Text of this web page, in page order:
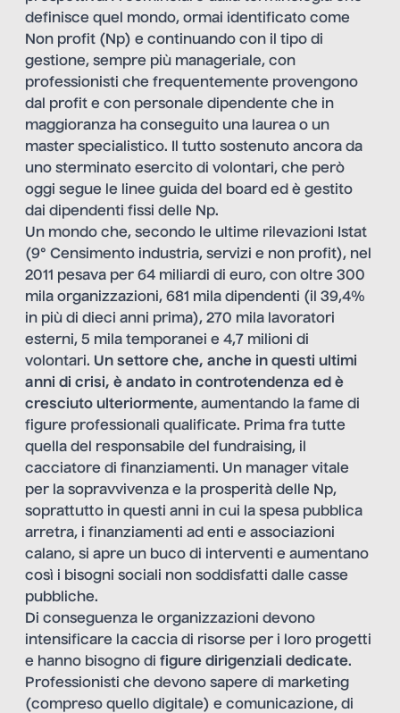
definisce quel mondo, ormai identificato come
Non profit (Np) e continuando con il tipo di
gestione, sempre più manageriale, con
professionisti che frequentemente provengono
dal profit e con personale dipendente che in
maggioranza ha conseguito una laurea o un
master specialistico. Il tutto sostenuto ancora da
uno sterminato esercito di volontari, che però
oggi segue le linee guida del board ed è gestito
dai dipendenti fissi delle Np.
Un mondo che, secondo le ultime rilevazioni Istat
(9° Censimento industria, servizi e non profit), nel
2011 pesava per 64 miliardi di euro, con oltre 300
mila organizzazioni, 681 mila dipendenti (il 39,4%
in più di dieci anni prima), 270 mila lavoratori
esterni, 5 mila temporanei e 4,7 milioni di
volontari. Un settore che, anche in questi ultimi
anni di crisi, è andato in controtendenza ed è
cresciuto ulteriormente, aumentando la fame di
figure professionali qualificate. Prima fra tutte
quella del responsabile del fundraising, il
cacciatore di finanziamenti. Un manager vitale
per la sopravvivenza e la prosperità delle Np,
soprattutto in questi anni in cui la spesa pubblica
arretra, i finanziamenti ad enti e associazioni
calano, si apre un buco di interventi e aumentano
così i bisogni sociali non soddisfatti dalle casse
pubbliche.
Di conseguenza le organizzazioni devono
intensificare la caccia di risorse per i loro progetti
e hanno bisogno di figure dirigenziali dedicate.
Professionisti che devono sapere di marketing
(compreso quello digitale) e comunicazione, di